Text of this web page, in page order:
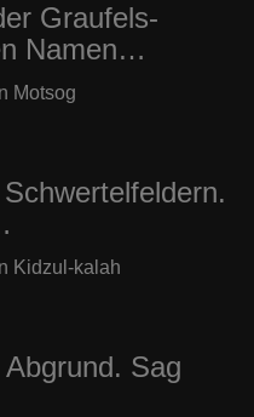
Graufels-
Namen…
Motsog
Kidzul-kalah
Sag